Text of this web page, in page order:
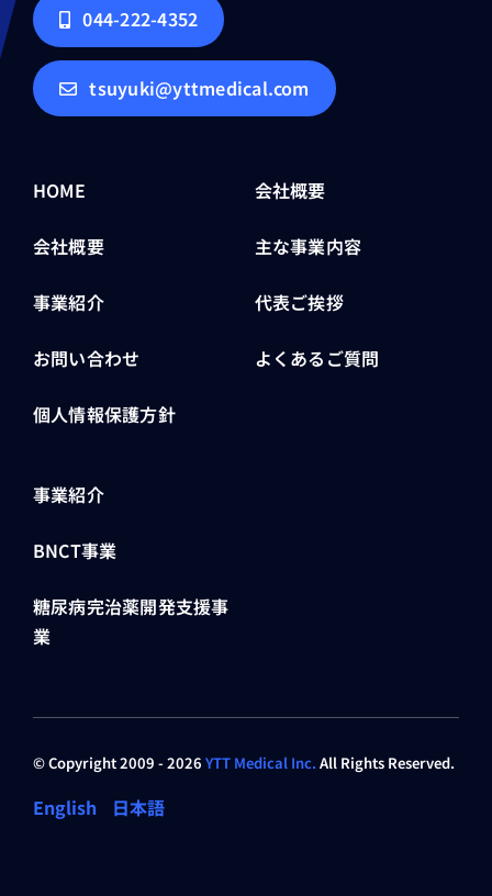
044-222-4352
tsuyuki@yttmedical.com
HOME
会社概要
事業紹介
お問い合わせ
個人情報保護方針
会社概要
主な事業内容
代表ご挨拶
よくあるご質問
事業紹介
BNCT事業
糖尿病完治薬開発支援事
業
© Copyright 2009 - 2026 YTT Medical Inc. All Rights Reserved.
English 日本語